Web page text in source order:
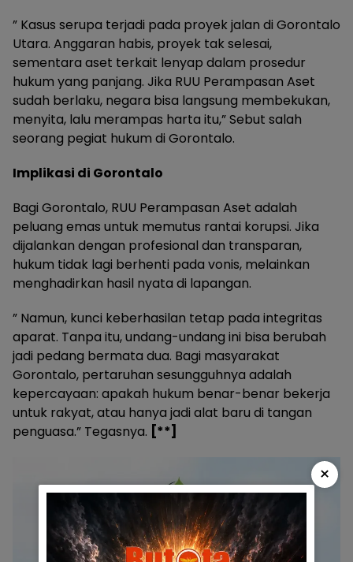
” Kasus serupa terjadi pada proyek jalan di Gorontalo
Utara. Anggaran habis, proyek tak selesai,
sementara aset terkait lenyap dalam prosedur
hukum yang panjang. Jika RUU Perampasan Aset
sudah berlaku, negara bisa langsung membekukan,
menyita, lalu merampas harta itu,” Sebut salah
seorang pegiat hukum di Gorontalo.
Implikasi di Gorontalo
Bagi Gorontalo, RUU Perampasan Aset adalah
peluang emas untuk memutus rantai korupsi. Jika
dijalankan dengan profesional dan transparan,
hukum tidak lagi berhenti pada vonis, melainkan
menghadirkan hasil nyata di lapangan.
” Namun, kunci keberhasilan tetap pada integritas
aparat. Tanpa itu, undang-undang ini bisa berubah
jadi pedang bermata dua. Bagi masyarakat
Gorontalo, pertaruhan sesungguhnya adalah
kepercayaan: apakah hukum benar-benar bekerja
untuk rakyat, atau hanya jadi alat baru di tangan
penguasa.” Tegasnya. [**]
×